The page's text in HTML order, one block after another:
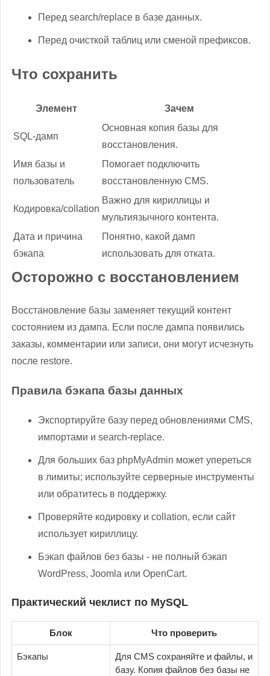
Перед search/replace в базе данных.
Перед очисткой таблиц или сменой префиксов.
Что сохранить
Элемент Зачем
SQL-дамп
Основная копия базы для
восстановления.
Имя базы и
пользователь
Помогает подключить
восстановленную CMS.
Кодировка/collation
Важно для кириллицы и
мультиязычного контента.
Дата и причина
бэкапа
Понятно, какой дамп
использовать для отката.
Осторожно с восстановлением
Восстановление базы заменяет текущий контент
состоянием из дампа. Если после дампа появились
заказы, комментарии или записи, они могут исчезнуть
после restore.
Правила бэкапа базы данных
Экспортируйте базу перед обновлениями CMS,
импортами и search-replace.
Для больших баз phpMyAdmin может упереться
в лимиты; используйте серверные инструменты
или обратитесь в поддержку.
Проверяйте кодировку и collation, если сайт
использует кириллицу.
Бэкап файлов без базы - не полный бэкап
WordPress, Joomla или OpenCart.
Практический чеклист по MySQL
Блок Что проверить
Бэкапы
Для CMS сохраняйте и файлы, и
базу. Копия файлов без базы не